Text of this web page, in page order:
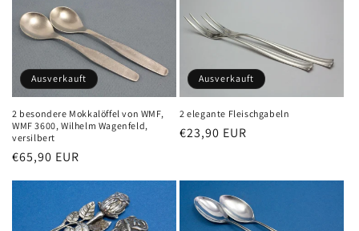
Ausverkauft
2 besondere Mokkalöffel von WMF,
WMF 3600, Wilhelm Wagenfeld,
versilbert
Normaler
€65,90 EUR
Ausverkauft
2 elegante Fleischgabeln
Normaler
€23,90 EUR